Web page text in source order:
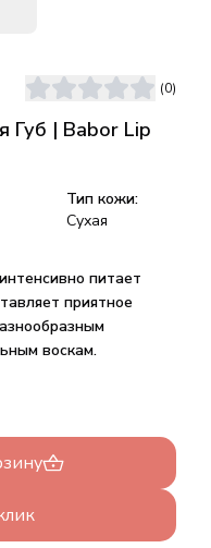
(0)
Губ | Babor Lip
Тип кожи:
Сухая
питает
приятное
воскам.